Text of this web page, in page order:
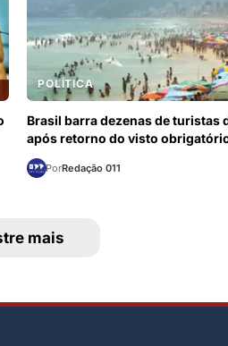
POLÍTICA
Brasil barra dezenas de turistas
após retorno do visto
PorRedação 011
mais